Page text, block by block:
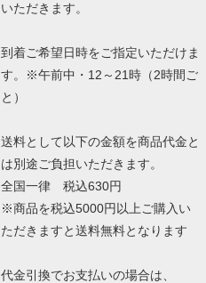
いただきます。
到着ご希望日時をご指定いただけま
す。※午前中・12～21時（2時間ご
と）
送料として以下の金額を商品代金と
は別途ご負担いただきます。
全国一律 税込630円
※商品を税込5000円以上ご購入い
ただきますと送料無料となります
代金引換でお支払いの場合は、